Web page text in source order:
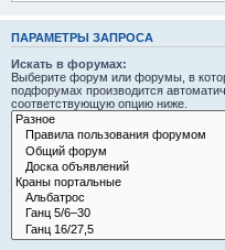
ПАРАМЕТРЫ ЗАПРОСА
Искать в форумах:
Выберите форум или форумы, в
подфорумах производится
соответствующую опцию ниже.